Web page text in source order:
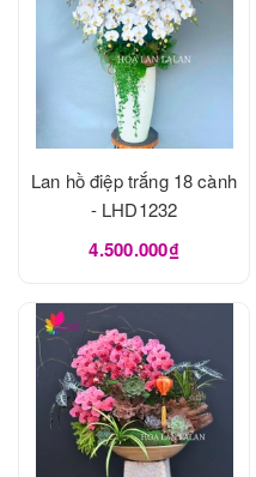
Lan hồ điệp trắng 18 cành
- LHD1232
4.500.000₫